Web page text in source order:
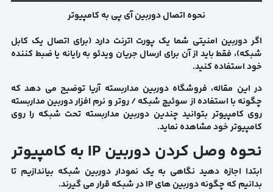
نحوه اتصال دوربین آی پی به کامپیوتر
اگر دوربین امنیتی شما یک پورت اترنت دارد (برای اتصال یک کابل
شبکه)، فقط باید از آن برای ارسال جریان ویدئو به رایانه یا ضبط کننده
خود استفاده کنید.
در این مقاله، فروشگاه دوربین مداربسته آریا توضیح می دهد که
چگونه با استفاده از سوئیچ شبکه / روتر و نرم افزار دوربین مداربسته
روی کامپیوتر بتوانید چندین دوربین مداربسته تحت شبکه را روی
کامپیوتر خود مشاهده نماید.
نحوه وصل کردن دوربین IP به کامپیوتر
ابتدا اجازه دهید نگاهی به یک نمودار دوربین شبکه بیاندازیم تا
بدانیم که چگونه دوربین های IP در شبکه قرار می گیرند.